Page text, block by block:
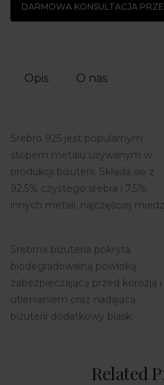
DARMOWA KONSULTACJA
Opis O nas
Srebro 925 jest popularnym
stopem metalu używanym w
produkcji biżuterii. Składa się z
92,5% czystego srebra i 7,5%
innych metali, najczęściej
Srebrna biżuteria pokryta
biodegradowalną powłoką
zabezpieczającą przed korozją i
utlenianiem oraz nadającą
biżuterii dodatkowy blask.
Related